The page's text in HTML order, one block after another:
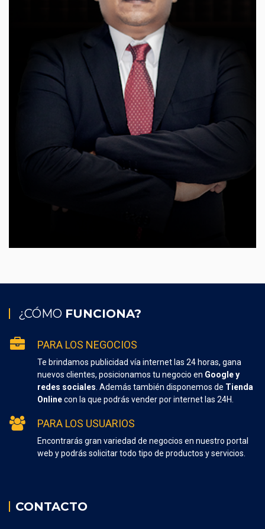
¿CÓMO FUNCIONA?
PARA LOS NEGOCIOS
Te brindamos publicidad vía internet las 24 horas, gana
nuevos clientes, posicionamos tu negocio en Google y
redes sociales . Además también disponemos de Tienda
Onlinecon la que podrás vender por internet las 24H.
PARA LOS USUARIOS
Encontrarás gran variedad de negocios en nuestro portal
web y podrás solicitar todo tipo de productos y servicios.
CONTACTO